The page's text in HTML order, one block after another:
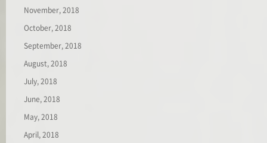
November, 2018
October, 2018
September, 2018
August, 2018
July, 2018
June, 2018
May, 2018
April, 2018